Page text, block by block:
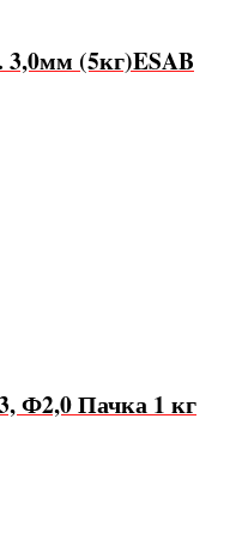
(5кг)ESAB
Ф2,0 Пачка 1 кг